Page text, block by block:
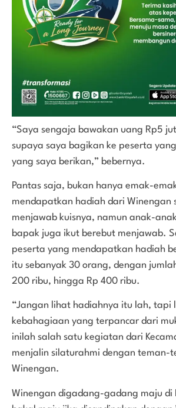
“Saya sengaja bawakan uang Rp5
supaya saya bagikan ke peserta
yang saya berikan,” bebernya.
Pantas saja, bukan hanya emak-
mendapatkan hadiah dari Winengan
menjawab kuisnya, namun anak-
bapak juga ikut berebut menjawab.
peserta yang mendapatkan hadiah
itu sebanyak 30 orang, dengan
200 ribu, hingga Rp 400 ribu.
“Jangan lihat hadiahnya itu lah, tapi
kebahagiaan yang terpancar dari
inilah salah satu kegiatan dari
menjalin silaturahmi dengan teman-
Winengan.
Winengan digadang-gadang maju di